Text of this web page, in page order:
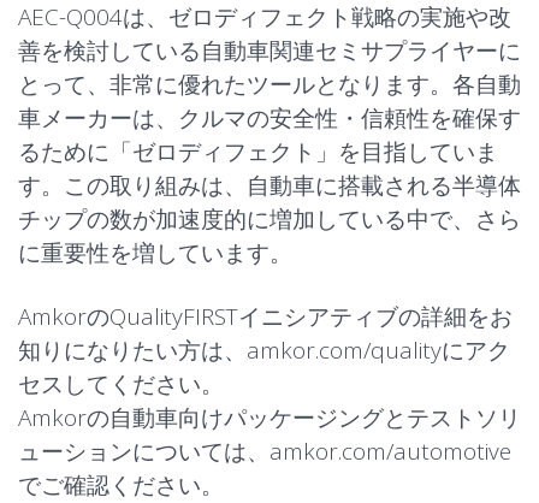
AEC-Q004は、ゼロディフェクト戦略の実施や改
善を検討している自動車関連セミサプライヤーに
とって、非常に優れたツールとなります。各自動
車メーカーは、クルマの安全性・信頼性を確保す
るために「ゼロディフェクト」を目指していま
す。この取り組みは、自動車に搭載される半導体
チップの数が加速度的に増加している中で、さら
に重要性を増しています。
AmkorのQualityFIRSTイニシアティブの詳細をお
知りになりたい方は、 amkor.com/qualityにアク
セスしてください。
Amkorの自動車向けパッケージングとテストソリ
ューションについては、 amkor.com/automotive
でご確認ください。